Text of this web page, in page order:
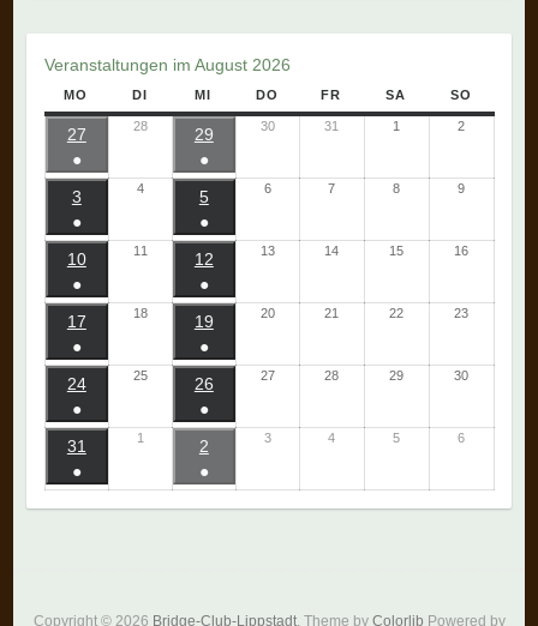
Veranstaltungen im August 2026
MO DI MI DO FR SA SO
27
●
28
29
●
30 31 1 2
3
●
4
5
●
6 7 8 9
10
●
11
12
●
13 14 15 16
17
●
18
19
●
20 21 22 23
24
●
25
26
●
27 28 29 30
31
●
1
2
●
3 4 5 6
Copyright © 2026 Bridge-Club-Lippstadt. Theme by Colorlib Powered by